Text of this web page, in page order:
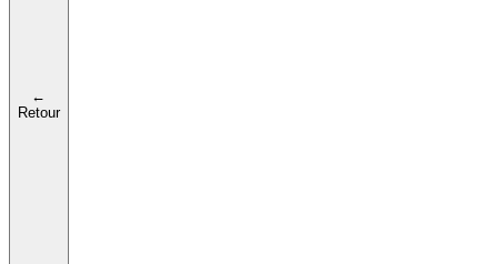
←
Retour